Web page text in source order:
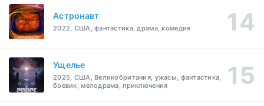
Астронавт
2022, США, фантастика, драма, комедия
Ущелье
2025, США, Великобритания, ужасы, фантастика,
боевик, мелодрама, приключения